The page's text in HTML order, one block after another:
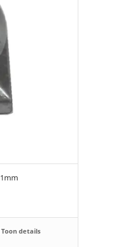
Toon details